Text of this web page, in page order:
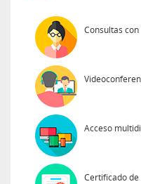
Consultas
Acceso
Certificado de